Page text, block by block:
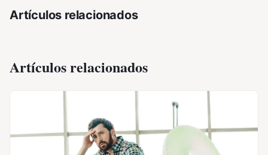
Artículos relacionados
Artículos relacionados